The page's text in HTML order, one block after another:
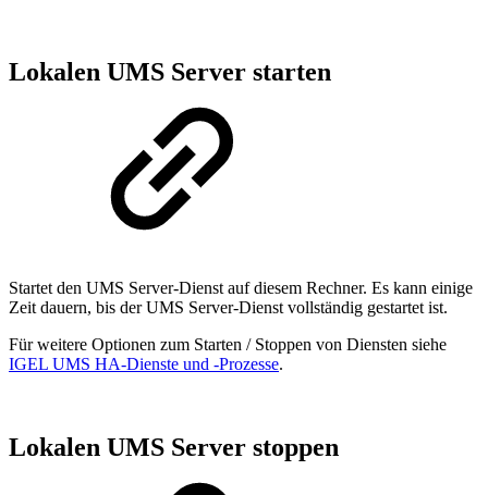
Lokalen UMS Server starten
Startet den UMS Server-Dienst auf diesem Rechner. Es kann einige
Zeit dauern, bis der UMS Server-Dienst vollständig gestartet ist.
Für weitere Optionen zum Starten / Stoppen von Diensten siehe
IGEL UMS HA-Dienste und -Prozesse.
Lokalen UMS Server stoppen